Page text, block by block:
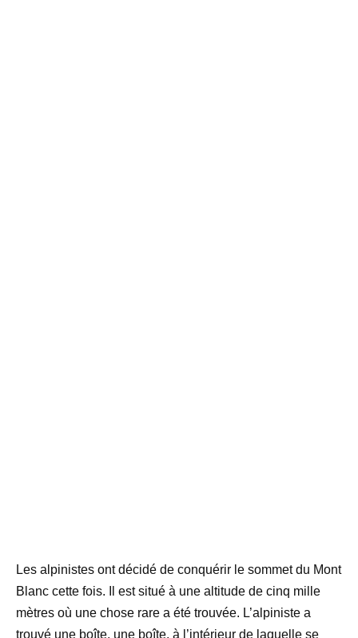
Les alpinistes ont décidé de conquérir le sommet du Mont
Blanc cette fois. Il est situé à une altitude de cinq mille
mètres où une chose rare a été trouvée. L’alpiniste a
trouvé une boîte, une boîte, à l’intérieur de laquelle se